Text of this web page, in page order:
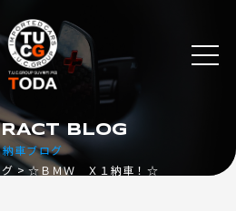
納車ブログ
BLOG
☆ＢＭＷ Ｘ１納車！☆